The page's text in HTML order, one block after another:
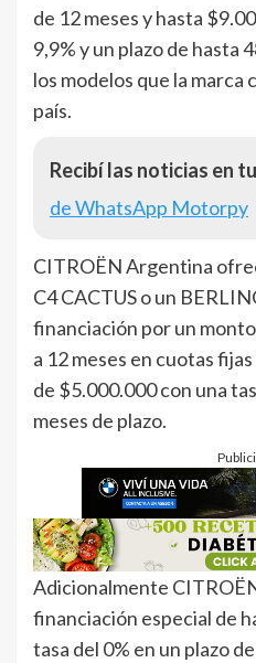
de 12 meses y hasta
9,9% y un plazo de hasta
los modelos que la
país.
Recibí las noticias en
de WhatsApp Motorpy
CITROËN Argentina
C4 CACTUS o un
financiación por un
a 12 meses en cuotas
de $5.000.000 con una
meses de plazo.
Adicionalmente
financiación especial de
tasa del 0% en un plazo